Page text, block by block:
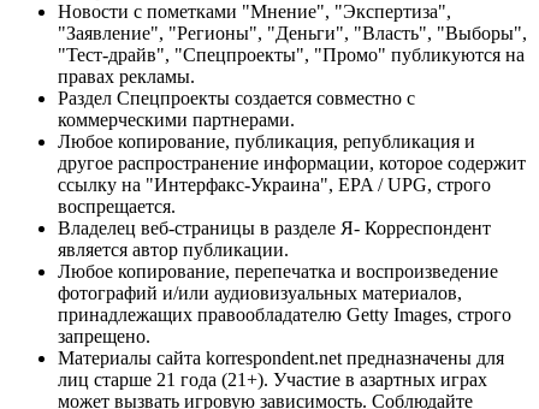
Новости с пометками "Мнение", "Экспертиза",
"Заявление", "Регионы", "Деньги", "Власть", "Выборы",
"Тест-драйв", "Спецпроекты", "Промо" публикуются на
правах рекламы.
Раздел Спецпроекты создается совместно с
коммерческими партнерами.
Любое копирование, публикация, републикация и
другое распространение информации, которое содержит
ссылку на "Интерфакс-Украина", EPA / UPG, строго
воспрещается.
Владелец веб-страницы в разделе Я- Корреспондент
является автор публикации.
Любое копирование, перепечатка и воспроизведение
фотографий и/или аудиовизуальных материалов,
принадлежащих правообладателю Getty Images, строго
запрещено.
Материалы сайта korrespondent.net предназначены для
лиц старше 21 года (21+). Участие в азартных играх
может вызвать игровую зависимость. Соблюдайте